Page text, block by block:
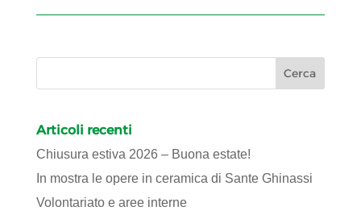
Articoli recenti
Chiusura estiva 2026 – Buona estate!
In mostra le opere in ceramica di Sante Ghinassi
Volontariato e aree interne